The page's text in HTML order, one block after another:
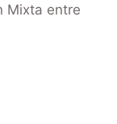
Mixta entre